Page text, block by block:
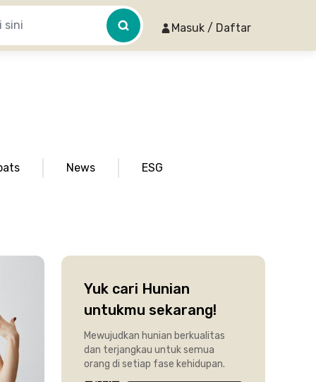
Masuk / Daftar
News ESG
Yuk cari Hunian
untukmu sekarang!
Mewujudkan hunian berkualitas
dan terjangkau untuk semua
orang di setiap fase kehidupan.